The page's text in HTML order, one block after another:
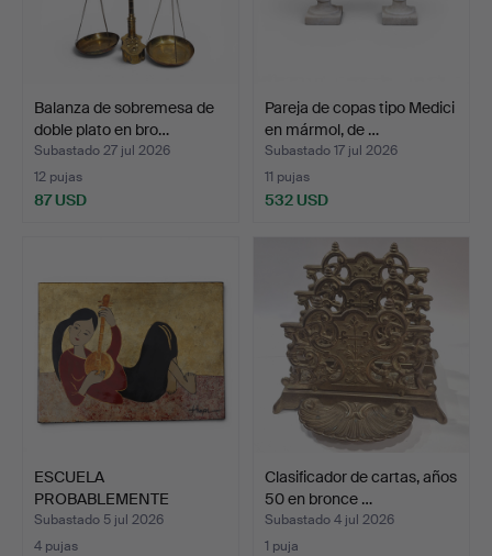
Balanza de sobremesa de
doble plato en bro…
Subastado 27 jul 2026
12 pujas
87 USD
Pareja de copas tipo Medici
en mármol, de …
Subastado 17 jul 2026
11 pujas
532 USD
ESCUELA
PROBABLEMENTE
VIETNAMITA, HACIA 19…
Subastado 5 jul 2026
4 pujas
Clasificador de cartas, años
50 en bronce …
Subastado 4 jul 2026
1 puja